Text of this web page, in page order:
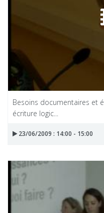
Besoins documentaires et
écriture logic...
23/06/2009 : 14:00 - 15:00